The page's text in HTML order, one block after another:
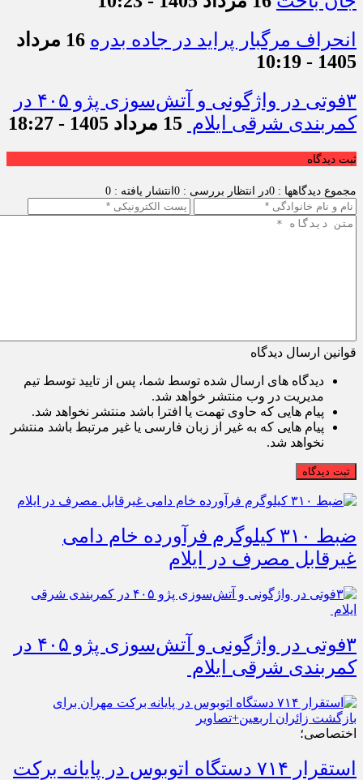
انحراف مرگبار پراید در جاده بدره
16 مرداد
1405 - 10:19
۳فوتی در واژگونی و آتش‌سوزی پژو ۴۰۵ در
کمربندی شرقی ایلام 15 مرداد 1405 - 18:27
ثبت دیدگاه
مجموع دیدگاهها : 0 در انتظار بررسی : 0 انتشار یافته : 0
قوانین ارسال دیدگاه
دیدگاه های ارسال شده توسط شما، پس از تایید توسط تیم
مدیریت در وب منتشر خواهد شد.
پیام هایی که حاوی تهمت یا افترا باشد منتشر نخواهد شد.
پیام هایی که به غیر از زبان فارسی یا غیر مرتبط باشد منتشر
نخواهد شد.
ثبت دیدگاه
ضبط ۳۱۰ کیلوگرم فرآورده خام دامی
غیرقابل مصرف در ایلام
۳فوتی در واژگونی و آتش‌سوزی پژو ۴۰۵ در
کمربندی شرقی ایلام
اختصاصی؛
استقرار ۷۱۴ دستگاه اتوبوس در پایانه برکت